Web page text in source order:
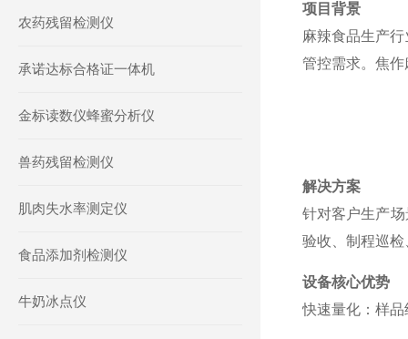
项目背景
麻辣食品生产
管控需求。焦
解决方案
针对客户生产
验收、制程巡
设备核心优势
快速量化：样
农药残留检测仪
承诺达标合格证一体机
金标读数仪蜂蜜分析仪
兽药残留检测仪
肌肉失水率测定仪
食品添加剂检测仪
牛奶冰点仪